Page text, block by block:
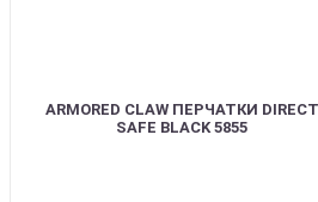
ARMORED CLAW ПЕРЧАТКИ DIRECT
SAFE BLACK 5855